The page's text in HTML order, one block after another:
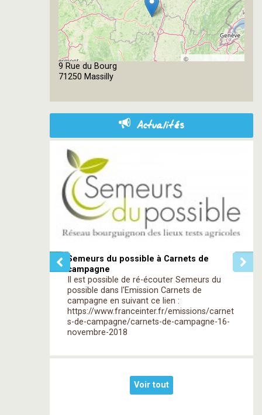
©
9 Rue du Bourg
71250 Massilly
Actualités
Semeurs du possible à Carnets de
campagne
Il est possible de ré-écouter Semeurs du
possible dans l'Emission Carnets de
campagne en suivant ce lien :
https://www.franceinter.fr/emissions/carnet
s-de-campagne/carnets-de-campagne-16-
novembre-2018
Voir tout